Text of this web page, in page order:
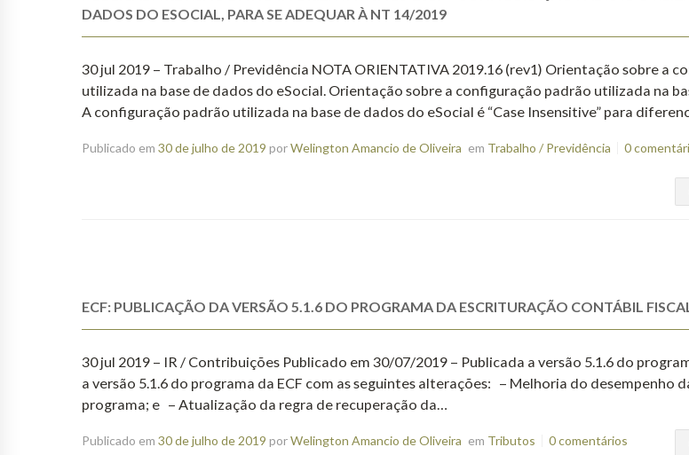
DADOS DO ESOCIAL, PARA SE ADEQUAR À NT 14/2019
30 jul 2019 – Trabalho / Previdência NOTA ORIENTATIVA 2019.16 (rev1) Orientação sobre a
utilizada na base de dados do eSocial. Orientação sobre a configuração padrão utilizada na
A configuração padrão utilizada na base de dados do eSocial é “Case Insensitive” para
Publicado em 30 de julho de 2019 porWelington Amancio de Oliveira em Trabalho / Previdência 0
ECF: PUBLICAÇÃO DA VERSÃO 5.1.6 DO PROGRAMA DA ESCRITURAÇÃO CONTÁBIL
30 jul 2019 – IR / Contribuições Publicado em 30/07/2019 – Publicada a versão 5.1.6 do
a versão 5.1.6 do programa da ECF com as seguintes alterações: – Melhoria do desempenho
programa; e – Atualização da regra de recuperação da…
Publicado em 30 de julho de 2019 porWelington Amancio de Oliveira em Tributos 0 comentários